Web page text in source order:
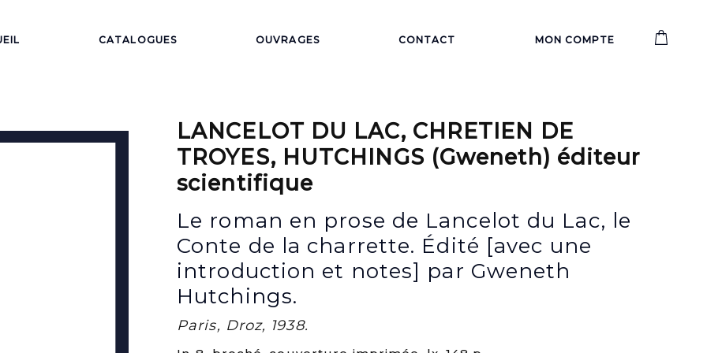
CATALOGUES OUVRAGES CONTACT MON COMPTE
LANCELOT DU LAC, CHRETIEN DE
TROYES, HUTCHINGS (Gweneth) éditeur
scientifique
Le roman en prose de Lancelot du Lac, le
Conte de la charrette. Édité [avec une
introduction et notes] par Gweneth
Hutchings.
Paris, Droz, 1938.